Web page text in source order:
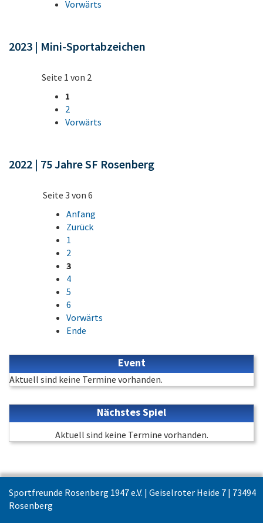
Vorwärts
2023 | Mini-Sportabzeichen
Seite 1 von 2
1
2
Vorwärts
2022 | 75 Jahre SF Rosenberg
Seite 3 von 6
Anfang
Zurück
1
2
3
4
5
6
Vorwärts
Ende
Event
Aktuell sind keine Termine vorhanden.
Nächstes Spiel
Aktuell sind keine Termine vorhanden.
Sportfreunde Rosenberg 1947 e.V. | Geiselroter Heide 7 | 73494
Rosenberg